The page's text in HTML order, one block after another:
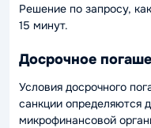
Решение по запросу,
15 минут.
Досрочное
Условия досрочного
санкции определяются
микрофинансовой